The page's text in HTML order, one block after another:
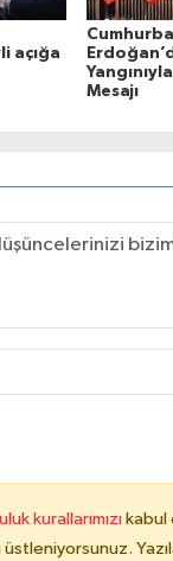
açığa
Mesajı
kurallarımızı kabul